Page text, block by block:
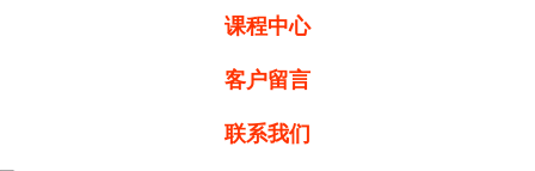
课程中心
客户留言
联系我们